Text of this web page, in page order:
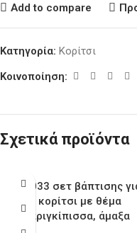
Add to compare
Κατηγορία: Κορίτσι
Κοινοποίηση:
Σχετικά προϊόντα
Κ2033 σετ βάπτισης
κορίτσι με θέμα
πριγκίπισσα, άμαξα